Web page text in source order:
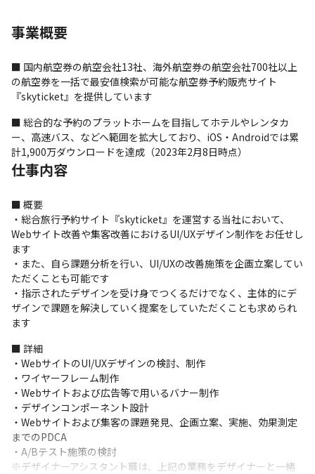
事業概要
■ 国内航空券の航空会社13社、海外航空券の航空会社700社以上
の航空券を一括で最安値検索が可能な航空券予約販売サイト
『skyticket』を提供しています
■ 総合的な予約のプラットホームを目指してホテルやレンタカ
ー、高速バス、などへ範囲を拡大しており、iOS・Androidでは累
計1,900万ダウンロードを達成（2023年2月8日時点）
仕事内容
■ 概要
・総合旅行予約サイト『skyticket』を運営する当社において、
Webサイト改善や集客改善におけるUI/UXデザイン制作をお任せし
ます
・また、自ら課題分析を行い、UI/UXの改善施策を企画立案してい
ただくことも可能です
・指示されたデザインを受け身でつくるだけでなく、主体的にデ
ザインで課題を解決していく提案をしていただくことも求められ
ます
■ 詳細
・WebサイトのUI/UXデザインの検討、制作
・ワイヤーフレーム制作
・Webサイトおよび広告等で用いるバナー制作
・デザインコンポーネント設計
・Webサイトおよび集客の課題発見、企画立案、実施、効果測定
までのPDCA
・A/Bテスト施策の検討
※デザイナーアシスタント職は、上記の業務をデザイナーと一緒